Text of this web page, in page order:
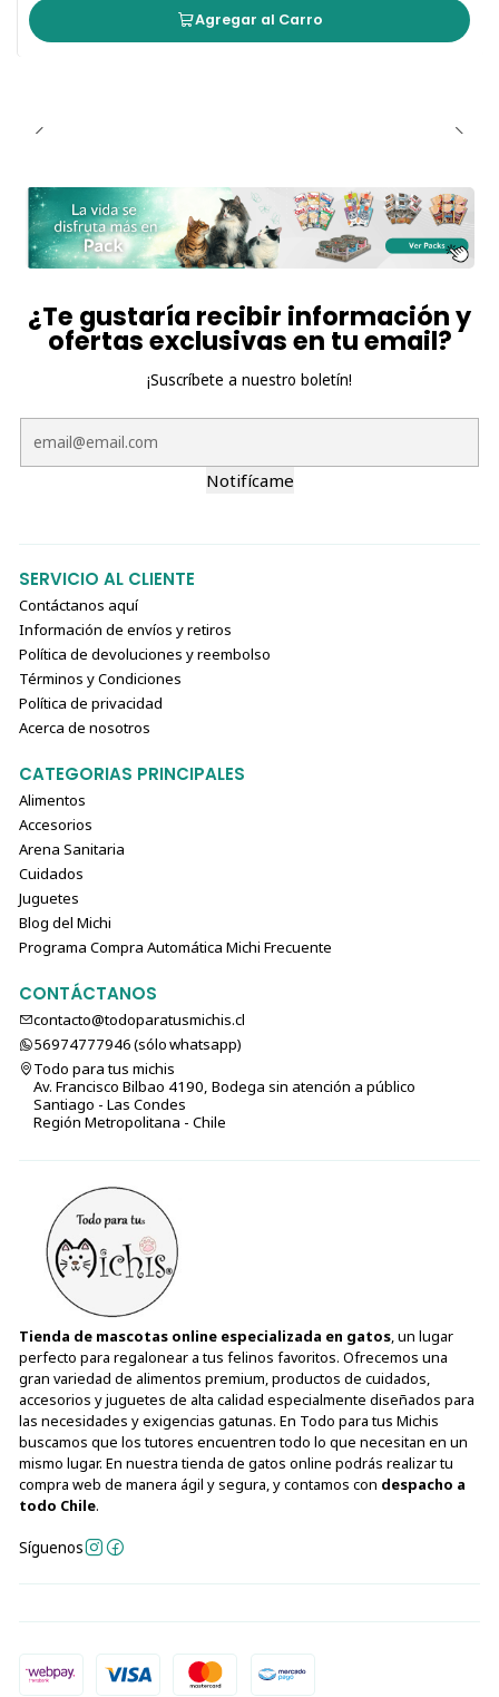
Agregar al Carro
¿Te gustaría recibir información y
ofertas exclusivas en tu email?
¡Suscríbete a nuestro boletín!
Notifícame
SERVICIO AL CLIENTE
Contáctanos aquí
Información de envíos y retiros
Política de devoluciones y reembolso
Términos y Condiciones
Política de privacidad
Acerca de nosotros
CATEGORIAS PRINCIPALES
Alimentos
Accesorios
Arena Sanitaria
Cuidados
Juguetes
Blog del Michi
Programa Compra Automática Michi Frecuente
CONTÁCTANOS
contacto@todoparatusmichis.cl
56974777946 (sólo⁣⁣⁣⁣⁣​​​​​​​​​​​​​​​ whatsapp)
Todo para tus michis
Av. Francisco Bilbao 4190, Bodega sin atención a público
Santiago - Las Condes
Región Metropolitana - Chile
Tienda de mascotas online especializada en gatos, un lugar
perfecto para regalonear a tus felinos favoritos. Ofrecemos una
gran variedad de alimentos premium, productos de cuidados,
accesorios y juguetes de alta calidad especialmente diseñados para
las necesidades y exigencias gatunas. En Todo para tus Michis
buscamos que los tutores encuentren todo lo que necesitan en un
mismo lugar. En nuestra tienda de gatos online podrás realizar tu
compra web de manera ágil y segura, y contamos con despacho a
todo Chile.
Síguenos